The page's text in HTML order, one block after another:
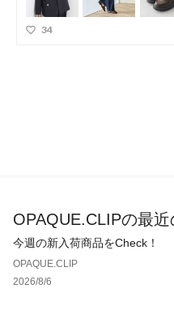
OPAQUE.CLIPの最
今週の新入荷商品をCheck！
OPAQUE.CLIP
2026/8/6